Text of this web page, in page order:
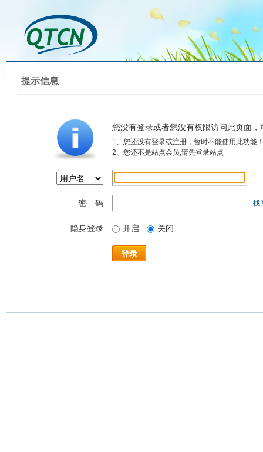
提示信息
您没有登录或者您没有权限访问此页面
1、您还没有登录或注册，暂时不能使用此功能
2、您还不是站点会员,请先登录站点
密 码 找
隐身登录 开启 关闭
登录